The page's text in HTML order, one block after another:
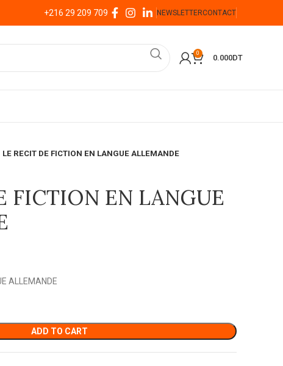
+216 29 209 709 NEWSLETTERCONTACT
0
0.000DT
LE RECIT DE FICTION EN LANGUE ALLEMANDE
FICTION EN LANGUE
ALLEMANDE
ADD TO CART